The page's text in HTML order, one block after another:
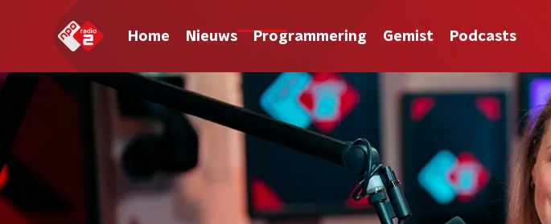
Home Nieuws Programmering Gemist Podcasts